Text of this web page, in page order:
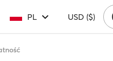
PL USD ($)